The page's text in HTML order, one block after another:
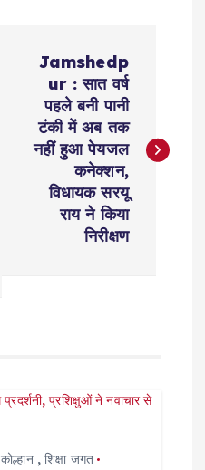
Jamshedp
ur : सात वर्ष
पहले बनी पानी
टंकी में अब तक
नहीं हुआ पेयजल
कनेक्शन,
विधायक सरयू
राय ने किया
निरीक्षण
कोल्हान,शिक्षा जगत